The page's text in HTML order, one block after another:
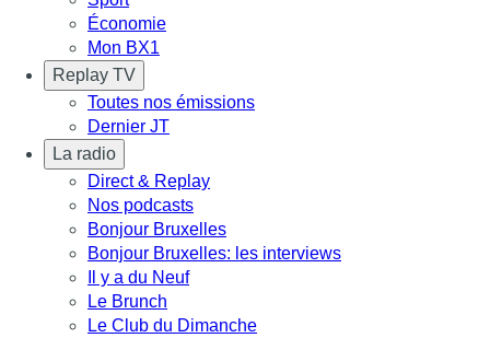
Économie
Mon BX1
Replay TV
Toutes nos émissions
Dernier JT
La radio
Direct & Replay
Nos podcasts
Bonjour Bruxelles
Bonjour Bruxelles: les interviews
Il y a du Neuf
Le Brunch
Le Club du Dimanche